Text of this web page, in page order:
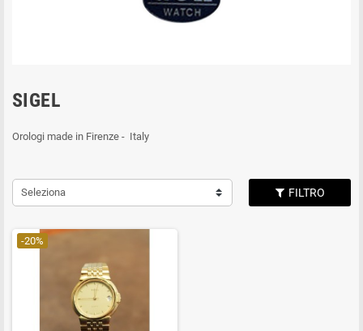
SIGEL
Orologi made in Firenze - Italy
Seleziona FILTRO
-20%